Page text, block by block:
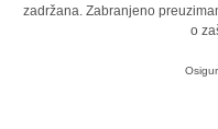
zadržana. Zabranjeno
o